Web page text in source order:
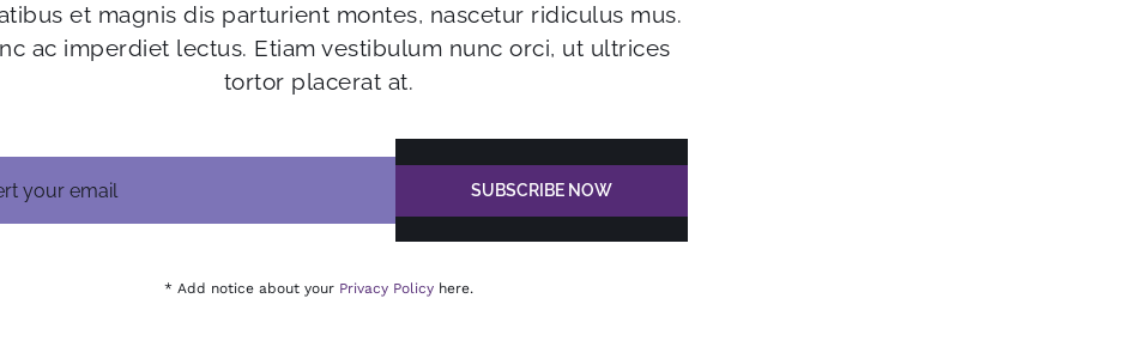
et magnis dis parturient montes, nascetur ridiculus mus.
ac imperdiet lectus. Etiam vestibulum nunc orci, ut ultrices
tortor placerat at.
SUBSCRIBE NOW
* Add notice about your Privacy Policyhere.